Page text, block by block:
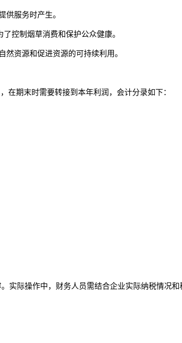
供服务时产生。
控制烟草消费和保护公众健康。
资源和促进资源的可持续利用。
期末时需要转接到本年利润，会计分录如下：
实际操作中，财务人员需结合企业实际纳税情况